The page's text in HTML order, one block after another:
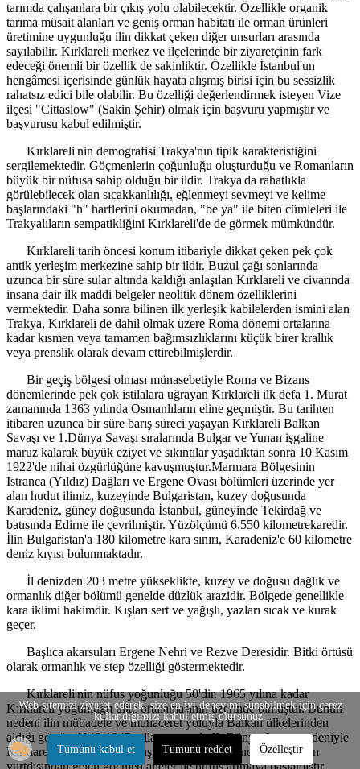
tarımda çalışanlara bir çıkış yolu olabilecektir. Özellikle organik
tarıma müsait alanları ve geniş orman habitatı ile orman ürünleri
üretimine uygunluğu ilin dikkat çeken diğer unsurları arasında
sayılabilir. Kırklareli merkez ve ilçelerinde bir ziyaretçinin fark
edeceği önemli bir özellik de sakinliktir. Özellikle İstanbul'un
hengâmesi içerisinde günlük hayata alışmış birisi için bu sessizlik
rahatsız edici bile olabilir. Bu özelliği değerlendirmek isteyen Vize
ilçesi "Cittaslow" (Sakin Şehir) olmak için başvuru yapmıştır ve
başvurusu kabul edilmiştir.
Kırklareli'nin demografisi Trakya'nın tipik karakteristiğini
sergilemektedir. Göçmenlerin çoğunluğu oluşturduğu ve Romanların
büyük bir nüfusa sahip olduğu bir ildir. Trakya'da rahatlıkla
görülebilecek olan sıcakkanlılığı, eğlenmeyi sevmeyi ve kelime
başlarındaki "h" harflerini okumadan, "be ya" ile biten cümleleri ile
Trakyalıların sempatikliğini Kırklareli'de de görmek mümkündür.
Kırklareli tarih öncesi konum itibariyle dikkat çeken pek çok
antik yerleşim merkezine sahip bir ildir. Buzul çağı sonlarında
uzunca bir süre sular altında kaldığı anlaşılan Kırklareli ve civarında
insana dair ilk maddi belgeler neolitik dönem özelliklerini
vermektedir. Daha sonra bilinen ilk yerleşik kabilelerden ismini alan
Trakya, Kırklareli de dahil olmak üzere Roma dönemi ortalarına
kadar kısmen veya tamamen bağımsızlıklarını küçük birer krallık
veya prenslik olarak devam ettirebilmişlerdir.
Bir geçiş bölgesi olması münasebetiyle Roma ve Bizans
dönemlerinde pek çok istilalara uğrayan Kırklareli ilk defa 1. Murat
zamanında 1363 yılında Osmanlıların eline geçmiştir. Bu tarihten
itibaren uzunca bir süre barış süreci yaşayan Kırklareli Balkan
Savaşı ve 1.Dünya Savaşı sıralarında Bulgar ve Yunan işgaline
maruz kalarak büyük eziyet ve sıkıntılar yaşadıktan sonra 10 Kasım
1922'de nihai özgürlüğüne kavuşmuştur.Marmara Bölgesinin
Istranca (Yıldız) Dağları ve Ergene Ovası bölümleri üzerinde yer
alan hudut ilimiz, kuzeyinde Bulgaristan, kuzey doğusunda
Karadeniz, güney doğusunda İstanbul, güneyinde Tekirdağ ve
batısında Edirne ile çevrilmiştir. Yüzölçümü 6.550 kilometrekaredir.
İlin Bulgaristan'a 180 kilometre kara sınırı, Karadeniz'e 60 kilometre
deniz kıyısı bulunmaktadır.
İl denizden 203 metre yükseklikte, kuzey ve doğusu dağlık ve
ormanlık diğer bölümü genelde düzlük arazidir. Bölgede genellikle
kara iklimi hakimdir. Kışları sert ve yağışlı, yazları sıcak ve kurak
geçer.
Başlıca akarsuları Ergene Nehri ve Rezve Deresidir. Bitki örtüsü
olarak ormanlık ve step özelliği göstermektedir.
Kırklareli'nin nüfus yoğunluğu 50'dir. 1965 yılına kadar
Kırklareli yoğunluğu ülke ortalamasının üzerinde olmuştur. Bunun
nedeni ilin mübadele ve muhaceret yoluyla Balkan ülkelerinden
aldığı göçtür. 1940-1945 yılları arasında II. Dünya Savaşı nedeniyle
Kırklareli'nin nüfusu azalmış, 1950-1955 arasında ise yeniden
yurtdışından gelen göçmen aileler ile nüfus artmaya başlamıştır.
Web sitemizi ziyaret ederek, size en iyi deneyimi sunabilmek için çerez
kullandığımızı kabul etmiş olursunuz.
Tümünü kabul et Tümünü reddet Özelleştir